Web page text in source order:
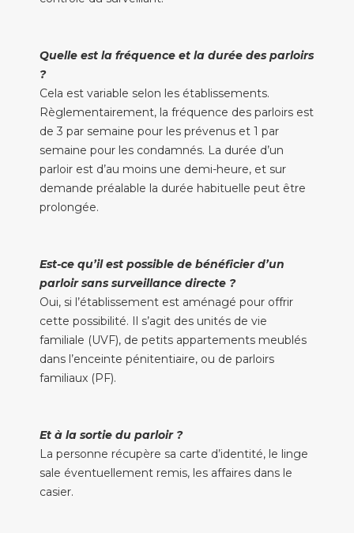
Quelle est la fréquence et la durée des parloirs
?
Cela est variable selon les établissements.
Règlementairement, la fréquence des parloirs est
de 3 par semaine pour les prévenus et 1 par
semaine pour les condamnés. La durée d’un
parloir est d’au moins une demi-heure, et sur
demande préalable la durée habituelle peut être
prolongée.
Est-ce qu’il est possible de bénéficier d’un
parloir sans surveillance directe ?
Oui, si l’établissement est aménagé pour offrir
cette possibilité. Il s’agit des unités de vie
familiale (UVF), de petits appartements meublés
dans l’enceinte pénitentiaire, ou de parloirs
familiaux (PF).
Et à la sortie du parloir ?
La personne récupère sa carte d’identité, le linge
sale éventuellement remis, les affaires dans le
casier.